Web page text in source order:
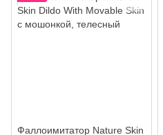
Фаллоимитатор Nature Skin